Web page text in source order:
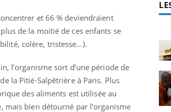
et 66 % deviendraient
de la moitié de ces enfants se
colère, tristesse…).
l’organisme sort d’une période de
la Pitié-Salpêtrière à Paris. Plus
des aliments est utilisée au
mais bien détourné par l’organisme